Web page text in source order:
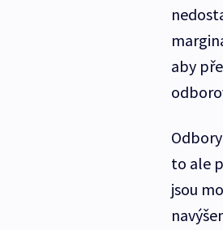
aby
to ale
jsou